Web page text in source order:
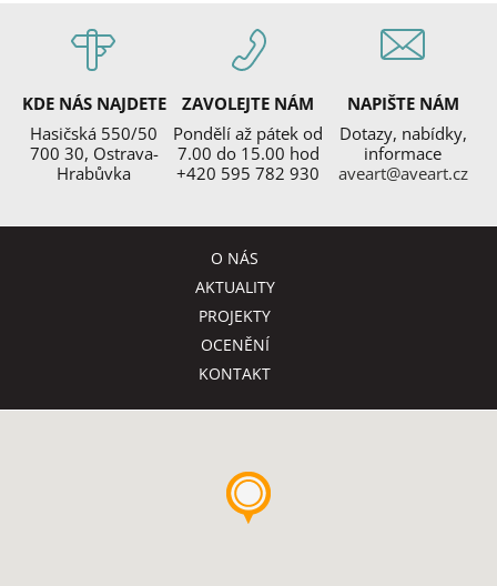
KDE NÁS NAJDETE
Hasičská 550/50
700 30, Ostrava-
Hrabůvka
ZAVOLEJTE NÁM
Pondělí až pátek od
7.00 do 15.00 hod
+420 595 782 930
NAPIŠTE NÁM
Dotazy, nabídky,
informace
aveart@aveart.cz
O NÁS
AKTUALITY
PROJEKTY
OCENĚNÍ
KONTAKT